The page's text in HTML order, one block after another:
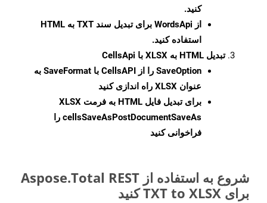
کنید.
از WordsApi برای تبدیل سند TXT به HTML
استفاده کنید.
تبدیل HTML به XLSX با CellsApi
SaveOption
را از CellsAPI با SaveFormat به
عنوان XLSX راه اندازی کنید
برای تبدیل فایل HTML به فرمت
XLSX
cellsSaveAsPostDocumentSaveAs را
فراخوانی کنید
شروع به استفاده از Aspose.Total REST
برای TXT to XLSX کنید